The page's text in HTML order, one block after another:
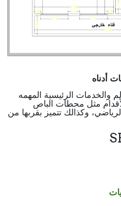
أدناه
والخدمات الرئيسية المهمه
مثل محطات الباص
وكذالك تتميز بقربها من